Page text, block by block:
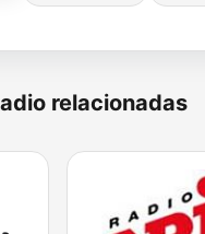
relacionadas